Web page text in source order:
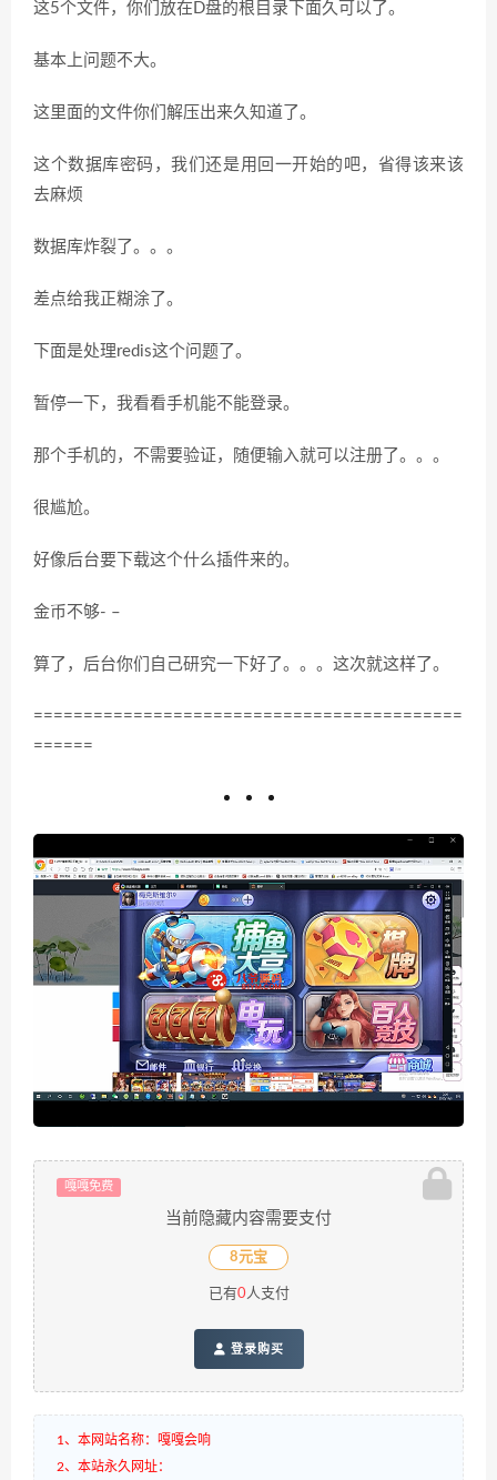
这5个文件，你们放在D盘的根目录下面久可以了。
基本上问题不大。
这里面的文件你们解压出来久知道了。
这个数据库密码，我们还是用回一开始的吧，省得该来该
去麻烦
数据库炸裂了。。。
差点给我正糊涂了。
下面是处理redis这个问题了。
暂停一下，我看看手机能不能登录。
那个手机的，不需要验证，随便输入就可以注册了。。。
很尴尬。
好像后台要下载这个什么插件来的。
金币不够- –
算了，后台你们自己研究一下好了。。。这次就这样了。
===========================================
======
嘎嘎免费
当前隐藏内容需要支付
8元宝
已有0人支付
登录购买
1、本网站名称：嘎嘎会响
2、本站永久网址：